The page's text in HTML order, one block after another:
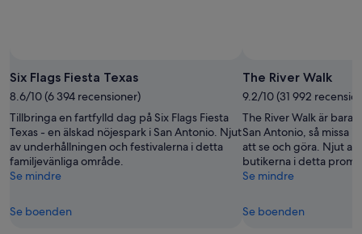
Six Flags Fiesta Texas
8.6/10 (6 394 recensioner)
Tillbringa en fartfylld dag på Six Flags Fiesta
Texas - en älskad nöjespark i San Antonio. Njut
av underhållningen och festivalerna i detta
familjevänliga område.
Se mindre
Se boenden
The River Walk
9.2/10 (31 992
The River Walk är bara
San Antonio, så missa
att se och göra. Njut
butikerna i detta
Se mindre
Se boenden